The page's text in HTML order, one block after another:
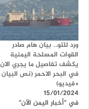
ورد للتو.. بيان هام صادر
القوات المسلحة اليمنية
يكشف تفاصيل ما يجري الان
في البحر الاحمر (نص البيان
+فيديو)
15/01/2024
في "أخبار اليمن الآن"